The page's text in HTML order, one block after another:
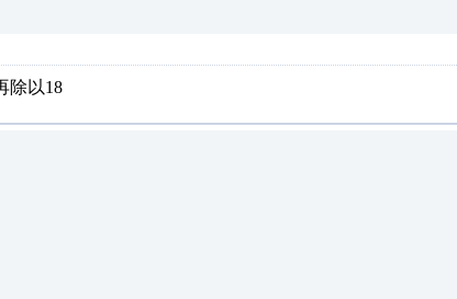
除以18